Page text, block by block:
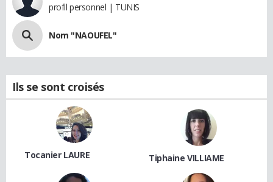
profil personnel | TUNIS
Nom "NAOUFEL"
Ils se sont croisés
Tocanier LAURE Tiphaine VILLIAME